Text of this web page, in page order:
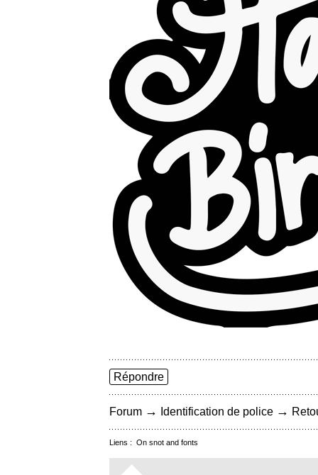
Répondre
Forum → Identification de police →
Liens : On snot and fonts